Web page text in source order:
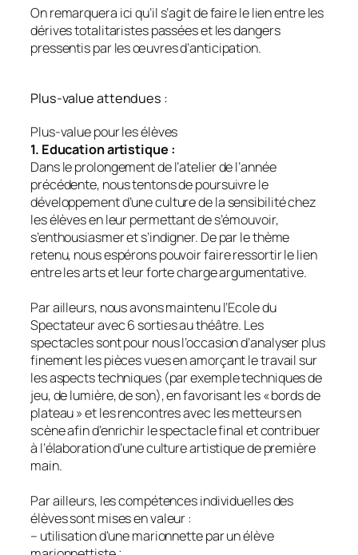
On remarquera ici qu’il s’agit de faire le lien entre les
dérives totalitaristes passées et les dangers
pressentis par les œuvres d’anticipation.
Plus-value attendues :
Plus-value pour les élèves
1. Education artistique :
Dans le prolongement de l’atelier de l’année
précédente, nous tentons de poursuivre le
développement d’une culture de la sensibilité chez
les élèves en leur permettant de s’émouvoir,
s’enthousiasmer et s’indigner. De par le thème
retenu, nous espérons pouvoir faire ressortir le lien
entre les arts et leur forte charge argumentative.
Par ailleurs, nous avons maintenu l’Ecole du
Spectateur avec 6 sorties au théâtre. Les
spectacles sont pour nous l’occasion d’analyser plus
finement les pièces vues en amorçant le travail sur
les aspects techniques (par exemple techniques de
jeu, de lumière, de son), en favorisant les « bords de
plateau » et les rencontres avec les metteurs en
scène afin d’enrichir le spectacle final et contribuer
à l’élaboration d’une culture artistique de première
main.
Par ailleurs, les compétences individuelles des
élèves sont mises en valeur :
– utilisation d’une marionnette par un élève